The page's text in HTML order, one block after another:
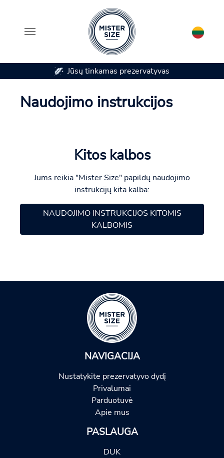
Jūsų tinkamas prezervatyvas
Naudojimo instrukcijos
Kitos kalbos
Jums reikia "Mister Size" papildų naudojimo
instrukcijų kita kalba:
NAUDOJIMO INSTRUKCIJOS KITOMIS
KALBOMIS
NAVIGACIJA
Nustatykite prezervatyvo dydį
Privalumai
Parduotuvė
Apie mus
PASLAUGA
DUK